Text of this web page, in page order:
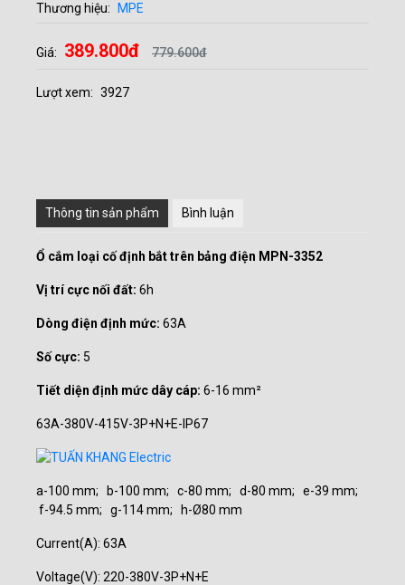
Thương hiệu: MPE
Giá: 389.800đ 779.600đ
Lượt xem: 3927
Thông tin sản phẩm Bình luận
Ổ cắm loại cố định bắt trên bảng điện MPN-3352
Vị trí cực nối đất: 6h
Dòng điện định mức: 63A
Số cực: 5
Tiết diện định mức dây cáp: 6-16 mm²
63A-380V-415V-3P+N+E-IP67
a-100 mm; b-100 mm; c-80 mm; d-80 mm; e-39 mm;
f-94.5 mm; g-114 mm; h-Ø80 mm
Current(A): 63A
Voltage(V): 220-380V-3P+N+E